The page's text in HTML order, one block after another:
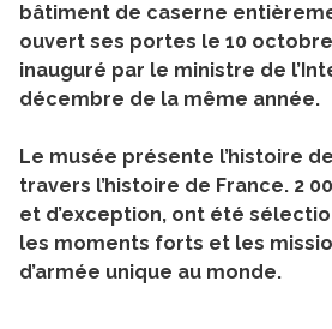
bâtiment de caserne
ouvert ses portes le 10
inauguré par le ministre de
décembre de la même année.
Le musée présente l’histoire
travers l’histoire de France. 2
et d’exception, ont été
les moments forts et les
d’armée unique au monde.